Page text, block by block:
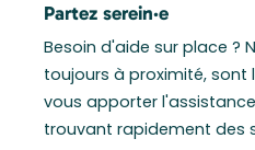
Partez serein·e
Besoin d'aide sur place ?
toujours à proximité, sont
vous apporter
trouvant rapidement des